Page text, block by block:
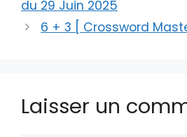
du 29 Juin 2025
6 + 3 [ Crossword
Laisser un